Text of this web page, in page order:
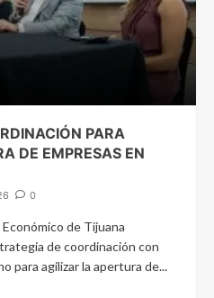
PARA
DE EMPRESAS EN
0
de Tijuana
de coordinación con
para agilizar la apertura de...